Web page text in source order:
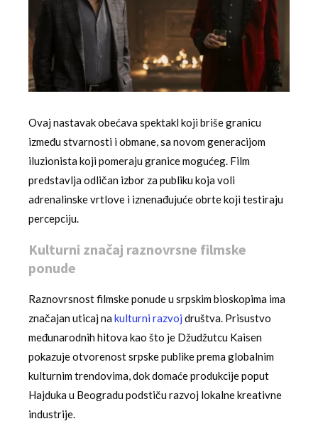
Ovaj nastavak obećava spektakl koji briše granicu
između stvarnosti i obmane, sa novom generacijom
iluzionista koji pomeraju granice mogućeg. Film
predstavlja odličan izbor za publiku koja voli
adrenalinske vrtlove i iznenađujuće obrte koji testiraju
percepciju.
Kulturni značaj raznovrsne filmske
ponude
Raznovrsnost filmske ponude u srpskim bioskopima ima
značajan uticaj nakulturni razvoj društva. Prisustvo
međunarodnih hitova kao što je Džudžutcu Kaisen
pokazuje otvorenost srpske publike prema globalnim
kulturnim trendovima, dok domaće produkcije poput
Hajduka u Beogradu podstiču razvoj lokalne kreativne
industrije.